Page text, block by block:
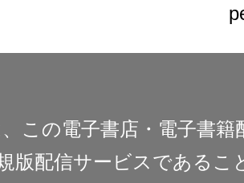
この電子書店・電子書
版配信サービスであるこ